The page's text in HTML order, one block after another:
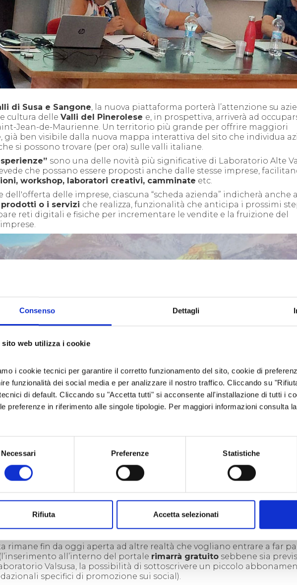
Consenso Dettagli
sito web utilizza i cookie
i cookie tecnici per garantire il corretto funzionamento del sito, cookie di
funzionalità dei social media e per analizzare il nostro traffico. Cliccando su
di default. Cliccando su "Accetta tutti" si acconsente all'installazione di tutti i
preferenze in riferimento alle singole tipologie. Per maggiori informazioni consulta
Necessari Preferenze Statistiche
Rifiuta Accetta selezionati
di Susa e Sangone , la nuova piattaforma porterà l’attenzione su
cultura delle Valli del Pinerolese e, in prospettiva, arriverà ad
Jean-de-Maurienne. Un territorio più grande per offrire maggiori
ben visibile dalla nuova mappa interattiva del sito che individua
si possono trovare (per ora) sulle valli italiane.
sono una delle novità più significative di Laboratorio Alte
che possano essere proposti anche dalle stesse imprese,
workshop, laboratori creativi, camminate etc.
delle imprese, ciascuna “scheda azienda” indicherà anche
o i servizi che realizza, funzionalità che anticipa i prossimi
reti digitali e fisiche per incrementare le vendite e la fruizione del
lavoro di animazione e cura dei canali social, che continuerà ed
impostazione, la serata di mercoledì è stata anche l’occasione di
le imprese del territorio ad
quelle previste da Laboratorio Alte Valli.
rimane fin da oggi aperta ad altre realtà che vogliano entrare a far
(l’inserimento all’interno del portale rimarrà gratuito sebbene sia
Valsusa, la possibilità di sottoscrivere un piccolo
specifici di promozione sui social).